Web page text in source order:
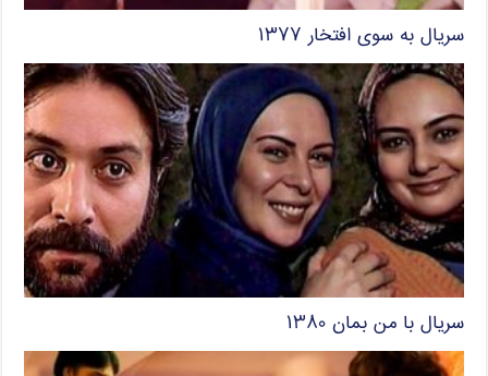
سریال به سوی افتخار ۱۳۷۷
سریال با من بمان ۱۳۸۰